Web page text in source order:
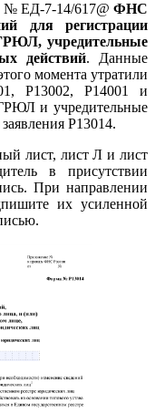
№ ЕД-7-14/617@ ФНС
для регистрации
учредительные
действий. Данные
момента утратили
Р13002, Р14001 и
и учредительные
Р13014.
лист, лист Л и лист
в присутствии
При направлении
их усиленной